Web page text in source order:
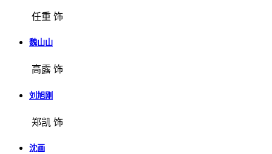
任重 饰
魏山山
高露 饰
刘旭刚
郑凯 饰
沈画